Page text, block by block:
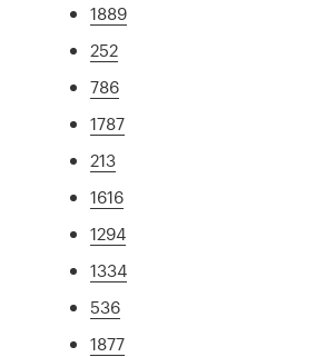
1889
252
786
1787
213
1616
1294
1334
536
1877